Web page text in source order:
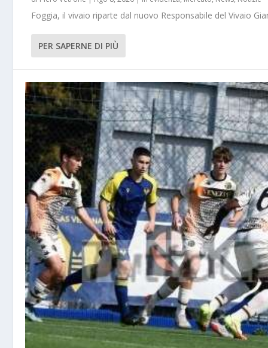
Foggia, il vivaio riparte dal nuovo Responsabile del Vivaio
PER SAPERNE DI PIÙ